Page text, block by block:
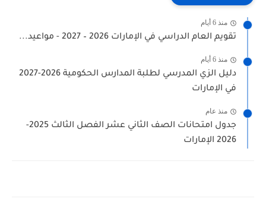
منذ 6 أيام
تقويم العام الدراسي في الإمارات 2026 – 2027 - مواعيد...
منذ 6 أيام
دليل الزي المدرسي لطلبة المدارس الحكومية 2026-2027
في الإمارات
منذ عام
جدول امتحانات الصف الثاني عشر الفصل الثالث 2025-
2026 الإمارات